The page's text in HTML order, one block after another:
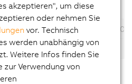
Operating System
Upgrade PPT50 ZIP
akzeptieren", um diese
oder nehmen Sie
vor. Technisch
werden unabhängig von
Weitere Infos finden Sie
zur Verwendung von